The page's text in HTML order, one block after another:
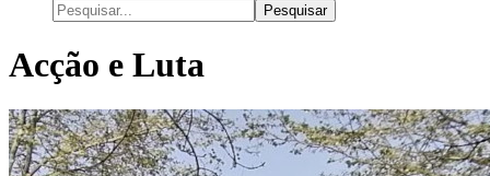
Pesquisar
Acção e Luta